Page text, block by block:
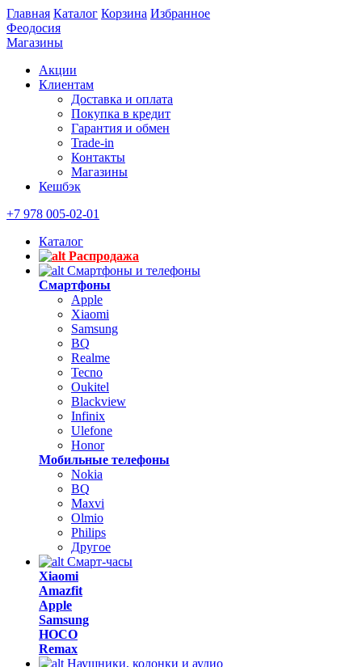
Главная Каталог Корзина Избранное
Феодосия
Магазины
Акции
Клиентам
Доставка и оплата
Покупка в кредит
Гарантия и обмен
Trade-in
Контакты
Магазины
Кешбэк
+7 978 005-02-01
Каталог
Распродажа
Смартфоны и телефоны
Смартфоны
Apple
Xiaomi
Samsung
BQ
Realme
Tecno
Oukitel
Blackview
Infinix
Ulefone
Honor
Мобильные телефоны
Nokia
BQ
Maxvi
Olmio
Philips
Другое
Смарт-часы
Xiaomi
Amazfit
Apple
Samsung
HOCO
Remax
Наушники, колонки и аудио